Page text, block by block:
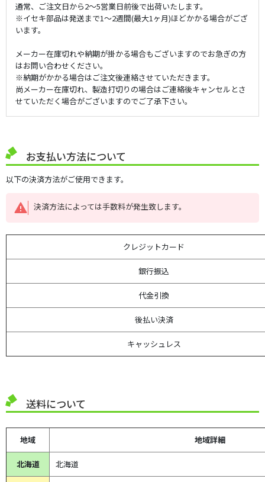
通常、ご注文日から2～5営業日前後で出荷いたします。
※イセキ部品は発送まで1～2週間(最大1ヶ月)ほどかかる場合がござ
います。
メーカー在庫切れや納期が掛かる場合もございますのでお急ぎの方
はお問い合わせください。
※納期がかかる場合はご注文後連絡させていただきます。
尚メーカー在庫切れ、製造打切りの場合はご連絡後キャンセルとさ
せていただく場合がございますのでご了承下さい。
お支払い方法について
以下の決済方法がご使用できます。
決済方法によっては手数料が発生致します。
クレジットカード
銀行振込
代金引換
後払い決済
キャッシュレス
送料について
地域 地域詳細
北海道 北海道